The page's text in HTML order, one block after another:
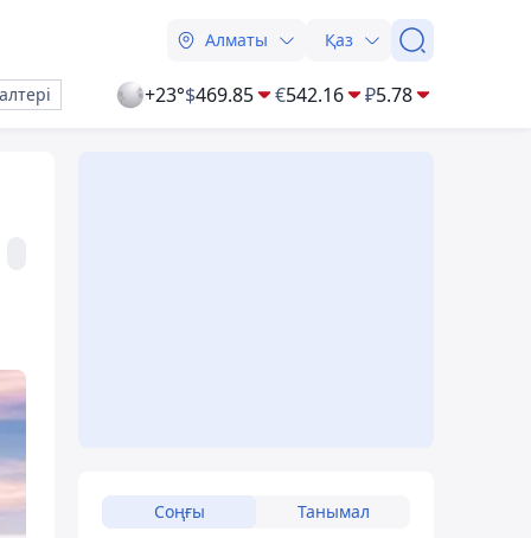
Алматы Қаз
+23°$469.85 €542.16 ₽5.78
Соңғы Танымал